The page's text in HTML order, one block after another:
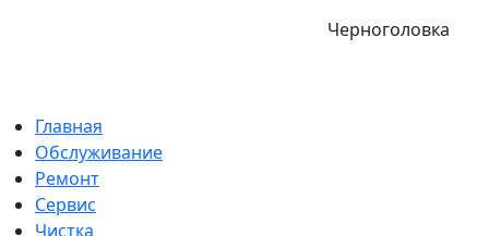
Черноголовка
Главная
Обслуживание
Ремонт
Сервис
Чистка